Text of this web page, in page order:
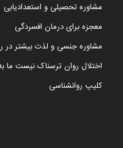
مشاوره تحصیلی و استعدادیابی
معجزه برای درمان افسردگی
مشاوره جنسی و لذت بیشتر در
اختلال روان ترسناک نیست ما
کلیپ روانشناسی